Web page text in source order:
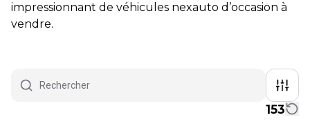
impressionnant de véhicules nexauto d’occasion à
vendre.
153
1/8